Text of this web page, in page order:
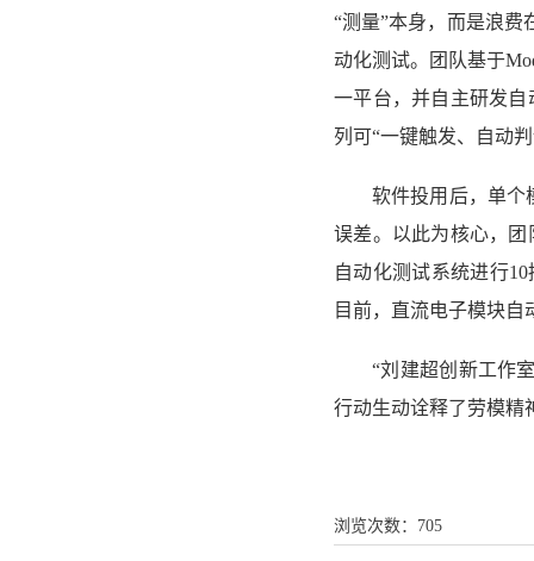
“测量”本身，而是浪费
动化测试。团队基于
一平台，并自主研发
列可“一键触发、自动
软件投用后，单个
误差。以此为核心，
自动化测试系统进行
目前，直流电子模块自
“刘建超创新工作
行动生动诠释了劳模精
浏览次数： 705